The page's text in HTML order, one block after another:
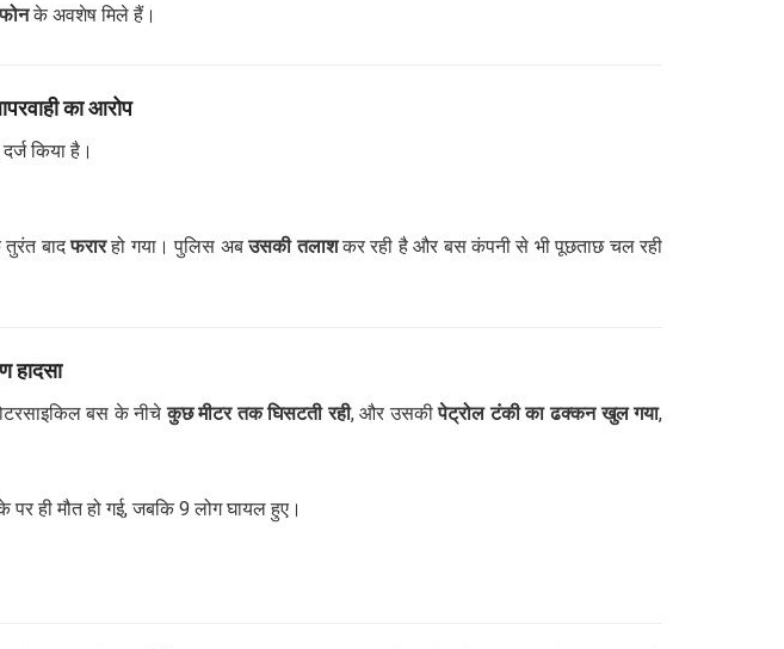
के अवशेष मिले हैं।
का आरोप
किया है।
बादफरारहो गया। पुलिस अबउसकी तलाशकर रही है और बस कंपनी से भी पूछताछ चल रही
हादसा
बस के नीचेकुछ मीटर तक घिसटती रही, और उसकीपेट्रोल टंकी का ढक्कन खुल गया,
ही मौत हो गई, जबकि 9 लोग घायल हुए।